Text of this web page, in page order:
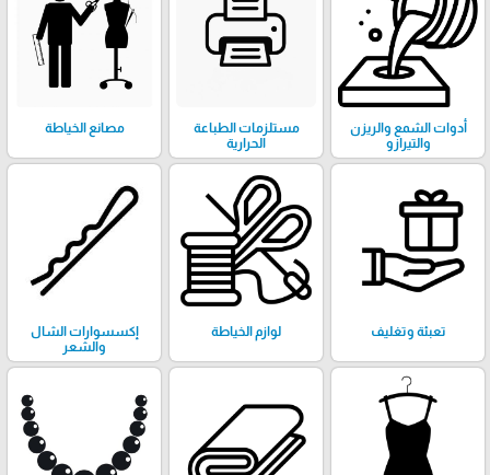
أدوات الشمع والريزن
والتيرازو
مستلزمات الطباعة
الحرارية
مصانع الخياطة
تعبئة وتغليف لوازم الخياطة
إكسسوارات الشال
والشعر